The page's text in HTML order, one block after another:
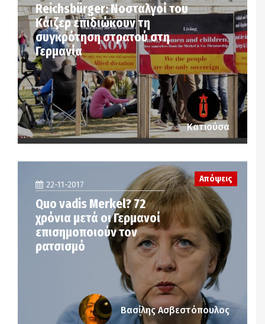
Reichsbürger: Νοσταλγοί του
Κάιζερ επιδιώκουν τη
συγκρότηση στρατού στη
Γερμανία
Κατιούσα
22-11-2017
Quo vadis Merkel? 72
χρόνια μετά οι Γερμανοί
επισημοποιούν τον
ρατσισμό
Απόψεις
Βασίλης Ασβεστόπουλος